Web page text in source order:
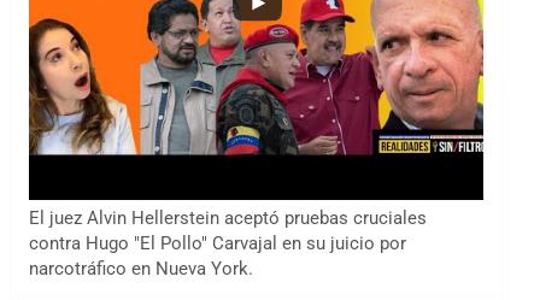
El juez Alvin Hellerstein aceptó pruebas cruciales
contra Hugo "El Pollo" Carvajal en su juicio por
narcotráfico en Nueva York.